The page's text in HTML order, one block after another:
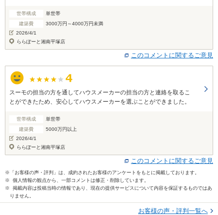
世帯構成
単世帯
建築費
3000万円～4000万円未満
2026/4/1
ららぽーと湘南平塚店
このコメントに関するご意見
スーモの担当の方を通してハウスメーカーの担当の方と連絡を取るこ
とができたため、安心してハウスメーカーを選ぶことができました。
世帯構成
単世帯
建築費
5000万円以上
2026/4/1
ららぽーと湘南平塚店
このコメントに関するご意見
※「お客様の声・評判」は、成約されたお客様のアンケートをもとに掲載しております。
※ 個人情報の観点から、一部コメントは修正・削除しています。
※ 掲載内容は投稿当時の情報であり、現在の提供サービスについて内容を保証するものではあ
りません。
お客様の声・評判一覧へ